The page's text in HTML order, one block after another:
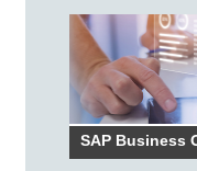
SAP Business